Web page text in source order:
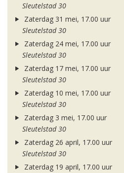
Sleutelstad 30
Zaterdag 31 mei, 17.00 uur
Sleutelstad 30
Zaterdag 24 mei, 17.00 uur
Sleutelstad 30
Zaterdag 17 mei, 17.00 uur
Sleutelstad 30
Zaterdag 10 mei, 17.00 uur
Sleutelstad 30
Zaterdag 3 mei, 17.00 uur
Sleutelstad 30
Zaterdag 26 april, 17.00 uur
Sleutelstad 30
Zaterdag 19 april, 17.00 uur